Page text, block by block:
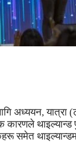
अध्ययन,
कारणले
समेत